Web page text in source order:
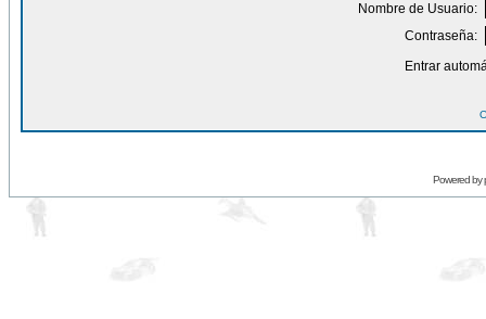
Nombre de Usuario:
Contraseña:
Entrar
Powered by